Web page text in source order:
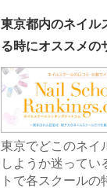
東京都内のネイル
る時にオススメの
東京でどこのネイ
しようか迷ってい
トで各スクール